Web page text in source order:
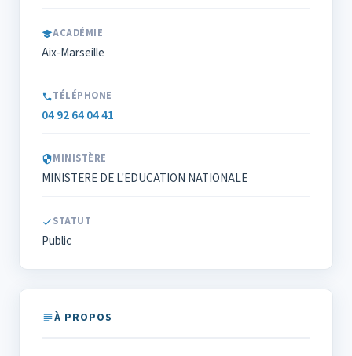
ACADÉMIE
Aix-Marseille
TÉLÉPHONE
04 92 64 04 41
MINISTÈRE
MINISTERE DE L'EDUCATION NATIONALE
STATUT
Public
À PROPOS